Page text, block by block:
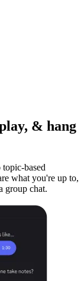
& hang
based
what you're up to,
group chat.